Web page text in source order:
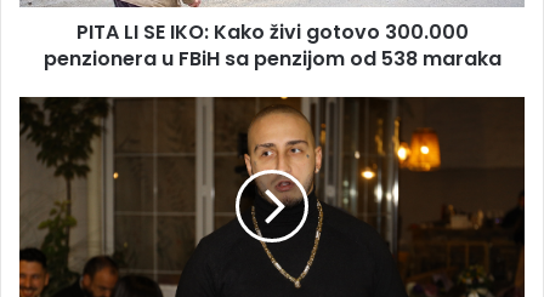
FBiH
penzijom
od
538
maraka
PITA LI SE IKO: Kako živi gotovo 300.000
penzionera u FBiH sa penzijom od 538 maraka
Vuk
Mob
pokušao
ubije:
Reper
o